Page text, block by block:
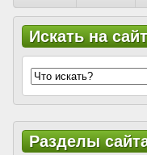
Искать на
Разделы